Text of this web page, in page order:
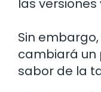
las
Sin
cambiará un
sabor de la